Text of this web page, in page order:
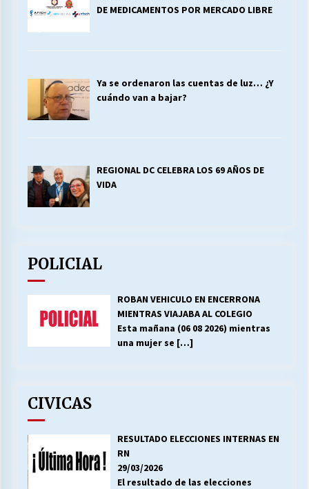
DE MEDICAMENTOS POR MERCADO LIBRE
Ya se ordenaron las cuentas de luz… ¿Y
cuándo van a bajar?
REGIONAL DC CELEBRA LOS 69 AÑOS DE
VIDA
POLICIAL
ROBAN VEHICULO EN ENCERRONA
MIENTRAS VIAJABA AL COLEGIO
Esta mañana (06 08 2026) mientras
una mujer se […]
CIVICAS
RESULTADO ELECCIONES INTERNAS EN
RN
29/03/2026
El resultado de las elecciones